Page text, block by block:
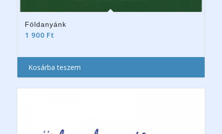
Földanyánk
1 900 Ft
Kosárba teszem